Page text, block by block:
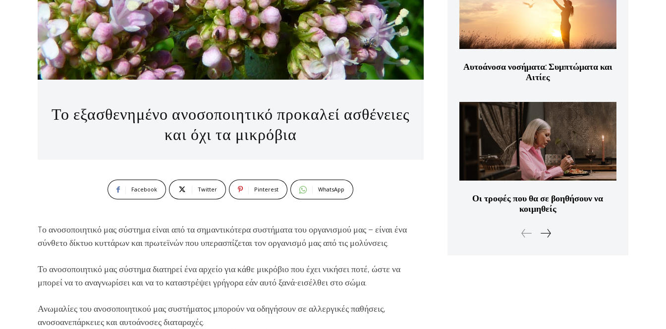
Το εξασθενημένο ανοσοποιητικό προκαλεί ασθένειες
και όχι τα μικρόβια
Facebook Twitter Pinterest WhatsApp
Tο ανοσοποιητικό μας σύστημα είναι από τα σημαντικότερα συστήματα του οργανισμού μας – είναι ένα
σύνθετο δίκτυο κυττάρων και πρωτεϊνών που υπερασπίζεται τον οργανισμό μας από τις μολύνσεις.
Το ανοσοποιητικό μας σύστημα διατηρεί ένα αρχείο για κάθε μικρόβιο που έχει νικήσει ποτέ, ώστε να
μπορεί να το αναγνωρίσει και να το καταστρέψει γρήγορα εάν αυτό ξανά-εισέλθει στο σώμα.
Ανωμαλίες του ανοσοποιητικού μας συστήματος μπορούν να οδηγήσουν σε αλλεργικές παθήσεις,
ανοσοανεπάρκειες και αυτοάνοσες διαταραχές.
Αυτοάνοσα νοσήματα: Συμπτώματα και
Αιτίες
Οι τροφές που θα σε βοηθήσουν να
κοιμηθείς